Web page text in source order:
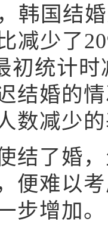
韩国结
减少了
初统计
结婚的
数减少
了婚，
便难以
步增加。